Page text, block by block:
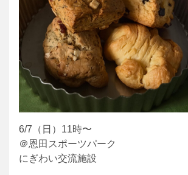
6/7（日）11時〜
＠恩田スポーツパーク
にぎわい交流施設